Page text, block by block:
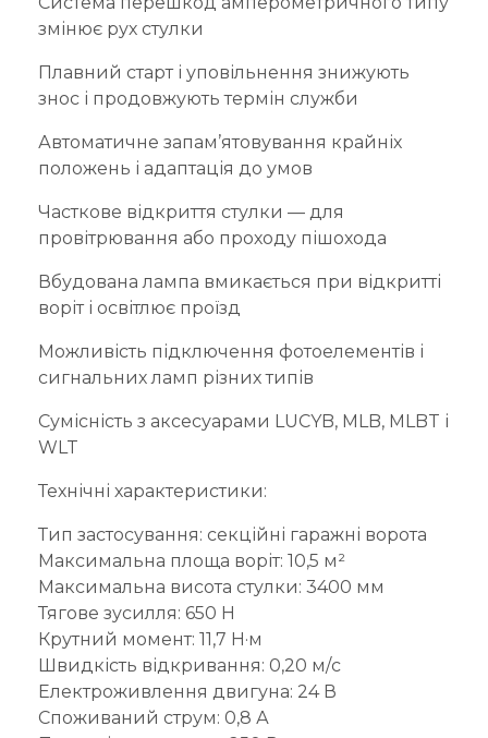
змінює рух стулки
Плавний старт і уповільнення знижують
знос і продовжують термін служби
Автоматичне запам’ятовування крайніх
положень і адаптація до умов
Часткове відкриття стулки — для
провітрювання або проходу пішохода
Вбудована лампа вмикається при відкритті
воріт і освітлює проїзд
Можливість підключення фотоелементів і
сигнальних ламп різних типів
Сумісність з аксесуарами LUCYB, MLB, MLBT і
WLT
Технічні характеристики:
Тип застосування: секційні гаражні ворота
Максимальна площа воріт: 10,5 м²
Максимальна висота стулки: 3400 мм
Тягове зусилля: 650 Н
Крутний момент: 11,7 Н·м
Швидкість відкривання: 0,20 м/с
Електроживлення двигуна: 24 В
Споживаний струм: 0,8 А